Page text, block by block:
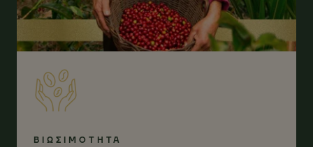
ΒΙΩΣΙΜΟΤΗΤΑ